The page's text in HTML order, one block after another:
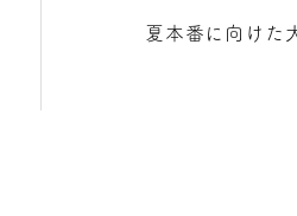
夏本番に向けた